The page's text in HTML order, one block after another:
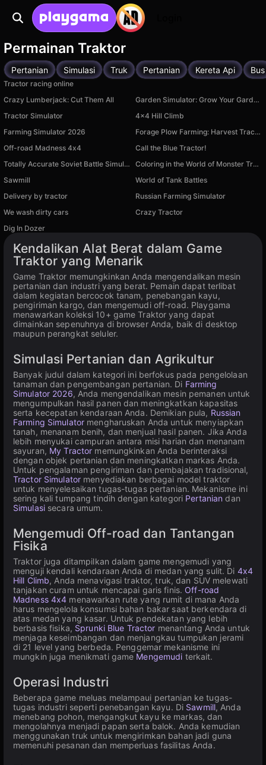
Permainan Traktor
Pertanian Simulasi Truk Pertanian Kereta Api Bus
Tractor racing online
Crazy Lumberjack: Cut Them All
Garden Simulator: Grow Your Garden & Beehive!
Tractor Simulator
4x4 Hill Climb
Farming Simulator 2026
Forage Plow Farming: Harvest Tractor Simulator
Off-road Madness 4х4
Call the Blue Tractor!
Totally Accurate Soviet Battle Simulator
Coloring in the World of Monster Trucks
Sawmill
World of Tank Battles
Delivery by tractor
Russian Farming Simulator
We wash dirty cars
Crazy Tractor
Tersedia di PC
Dig In Dozer
Kendalikan Alat Berat dalam Game
Traktor yang Menarik
Game Traktor memungkinkan Anda mengendalikan mesin
pertanian dan industri yang berat. Pemain dapat terlibat
dalam kegiatan bercocok tanam, penebangan kayu,
pengiriman kargo, dan mengemudi off-road. Playgama
menawarkan koleksi 10+ game Traktor yang dapat
dimainkan sepenuhnya di browser Anda, baik di desktop
maupun perangkat seluler.
Simulasi Pertanian dan Agrikultur
Banyak judul dalam kategori ini berfokus pada pengelolaan
tanaman dan pengembangan pertanian. Di Farming
Simulator 2026, Anda mengendalikan mesin pemanen untuk
mengumpulkan hasil panen dan meningkatkan kapasitas
serta kecepatan kendaraan Anda. Demikian pula, Russian
Farming Simulator mengharuskan Anda untuk menyiapkan
tanah, menanam benih, dan menjual hasil panen. Jika Anda
lebih menyukai campuran antara misi harian dan menanam
sayuran, My Tractor memungkinkan Anda berinteraksi
dengan objek pertanian dan meningkatkan markas Anda.
Untuk pengalaman pengiriman dan pembajakan tradisional,
Tractor Simulator menyediakan berbagai model traktor
untuk menyelesaikan tugas-tugas pertanian. Mekanisme ini
sering kali tumpang tindih dengan kategori Pertanian dan
Simulasisecara umum.
Mengemudi Off-road dan Tantangan
Fisika
Traktor juga ditampilkan dalam game mengemudi yang
menguji kendali kendaraan Anda di medan yang sulit. Di 4x4
Hill Climb, Anda menavigasi traktor, truk, dan SUV melewati
tanjakan curam untuk mencapai garis finis. Off-road
Madness 4х4 menawarkan rute yang rumit di mana Anda
harus mengelola konsumsi bahan bakar saat berkendara di
atas medan yang kasar. Untuk pendekatan yang lebih
berbasis fisika, Sprunki Blue Tractor menantang Anda untuk
menjaga keseimbangan dan menjangkau tumpukan jerami
di 21 level yang berbeda. Penggemar mekanisme ini
mungkin juga menikmati game Mengemudi terkait.
Operasi Industri
Beberapa game meluas melampaui pertanian ke tugas-
tugas industri seperti penebangan kayu. Di Sawmill, Anda
menebang pohon, mengangkut kayu ke markas, dan
mengolahnya menjadi papan serta balok. Anda kemudian
menggunakan truk untuk mengirimkan bahan jadi guna
memenuhi pesanan dan memperluas fasilitas Anda.